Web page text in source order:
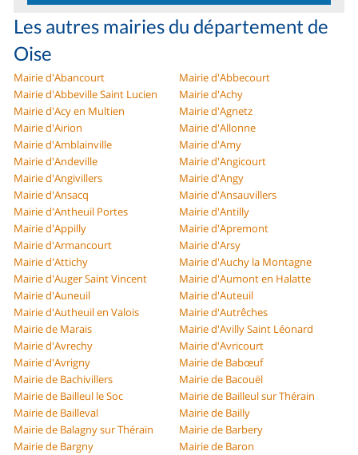
Les autres mairies du département de
Oise
Mairie d'Abancourt
Mairie d'Abbecourt
Mairie d'Abbeville Saint Lucien
Mairie d'Achy
Mairie d'Acy en Multien
Mairie d'Agnetz
Mairie d'Airion
Mairie d'Allonne
Mairie d'Amblainville
Mairie d'Amy
Mairie d'Andeville
Mairie d'Angicourt
Mairie d'Angivillers
Mairie d'Angy
Mairie d'Ansacq
Mairie d'Ansauvillers
Mairie d'Antheuil Portes
Mairie d'Antilly
Mairie d'Appilly
Mairie d'Apremont
Mairie d'Armancourt
Mairie d'Arsy
Mairie d'Attichy
Mairie d'Auchy la Montagne
Mairie d'Auger Saint Vincent
Mairie d'Aumont en Halatte
Mairie d'Auneuil
Mairie d'Auteuil
Mairie d'Autheuil en Valois
Mairie d'Autrêches
Mairie de Marais
Mairie d'Avilly Saint Léonard
Mairie d'Avrechy
Mairie d'Avricourt
Mairie d'Avrigny
Mairie de Babœuf
Mairie de Bachivillers
Mairie de Bacouël
Mairie de Bailleul le Soc
Mairie de Bailleul sur Thérain
Mairie de Bailleval
Mairie de Bailly
Mairie de Balagny sur Thérain
Mairie de Barbery
Mairie de Bargny
Mairie de Baron